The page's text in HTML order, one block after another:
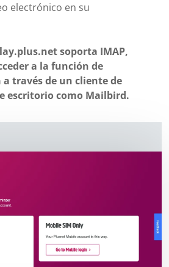
electrónico en su
soporta IMAP,
a la función de
través de un cliente de
escritorio como Mailbird.